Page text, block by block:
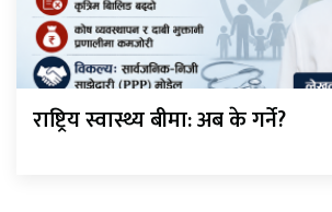
राष्ट्रिय स्वास्थ्य बीमा: अब के गर्ने?